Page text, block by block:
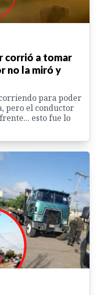
corrió a tomar
no la miró y
para poder
pero el conductor
esto fue lo